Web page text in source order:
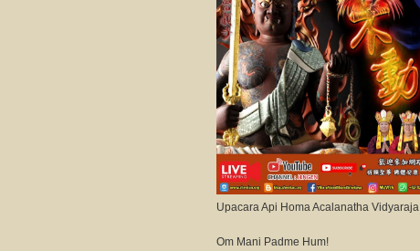
Upacara Api Homa Acalanatha Vidyaraja
Om Mani Padme Hum!